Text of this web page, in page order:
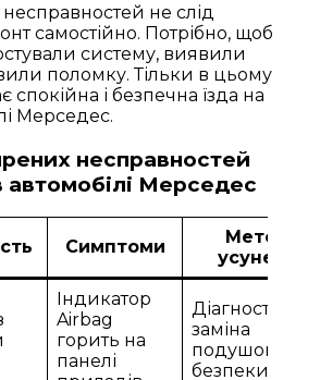
не слід
самостійно. Потрібно, щоб
систему, виявили
поломку. Тільки в цьому
спокійна і безпечна їзда на
Мерседес.
несправностей
автомобілі Мерседес
Симптоми
Методи
усунення
Індикатор
Airbag
горить на
панелі
Діагностика
заміна
подушок
безпеки